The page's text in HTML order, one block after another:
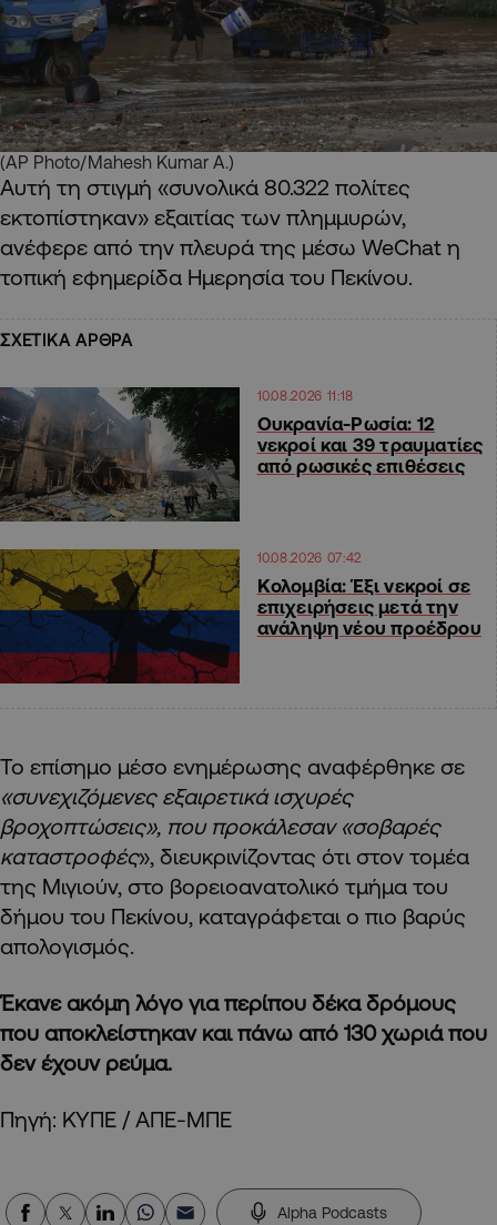
(AP Photo/Mahesh Kumar A.)
Αυτή τη στιγμή «συνολικά 80.322 πολίτες
εκτοπίστηκαν» εξαιτίας των πλημμυρών,
ανέφερε από την πλευρά της μέσω WeChat η
τοπική εφημερίδα Ημερησία του Πεκίνου.
ΣΧΕΤΙΚΑ ΑΡΘΡΑ
10.08.2026 11:18
Ουκρανία-Ρωσία: 12
νεκροί και 39 τραυματίες
από ρωσικές επιθέσεις
10.08.2026 07:42
Κολομβία: Έξι νεκροί σε
επιχειρήσεις μετά την
ανάληψη νέου προέδρου
Το επίσημο μέσο ενημέρωσης αναφέρθηκε σε
«συνεχιζόμενες εξαιρετικά ισχυρές
βροχοπτώσεις», που προκάλεσαν «σοβαρές
καταστροφές», διευκρινίζοντας ότι στον τομέα
της Μιγιούν, στο βορειοανατολικό τμήμα του
δήμου του Πεκίνου, καταγράφεται ο πιο βαρύς
απολογισμός.
Έκανε ακόμη λόγο για περίπου δέκα δρόμους
που αποκλείστηκαν και πάνω από 130 χωριά που
δεν έχουν ρεύμα.
Πηγή: ΚΥΠΕ / ΑΠΕ-ΜΠΕ
Alpha Podcasts